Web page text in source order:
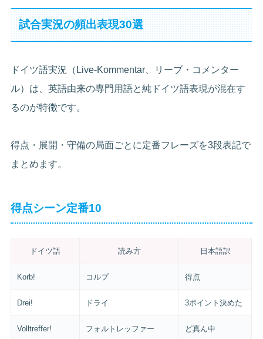
試合実況の頻出表現30選
ドイツ語実況（Live-Kommentar、リーブ・コメンター
ル）は、英語由来の専門用語と純ドイツ語表現が混在す
るのが特徴です。
得点・展開・守備の局面ごとに定番フレーズを3段表記で
まとめます。
得点シーン定番10
ドイツ語 読み方 日本語訳
Korb! コルプ 得点
Drei! ドライ 3ポイント決めた
Volltreffer! フォルトレッファー ど真ん中